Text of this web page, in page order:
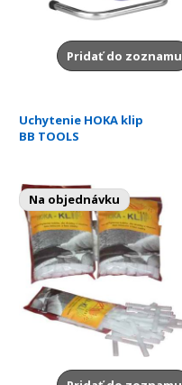
Pridať do zoznamu
Uchytenie HOKA klip
BB TOOLS
Na objednávku